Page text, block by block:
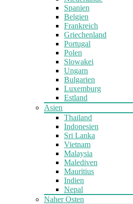
Spanien
Belgien
Frankreich
Griechenland
Portugal
Polen
Slowakei
Ungarn
Bulgarien
Luxemburg
Estland
Asien
Thailand
Indonesien
Sri Lanka
Vietnam
Malaysia
Malediven
Mauritius
Indien
Nepal
Naher Osten